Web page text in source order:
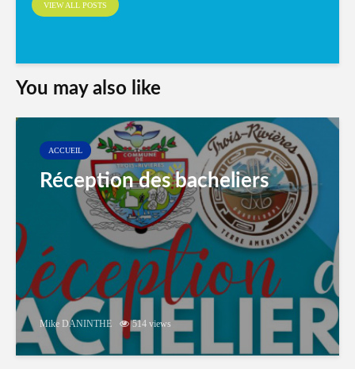
VIEW ALL POSTS
You may also like
ACCUEIL
Réception des bacheliers
Mike DANINTHE 514 views